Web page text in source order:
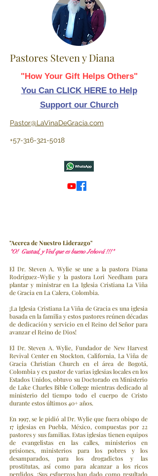
Pastores Steven y Diana
"How Your Gift Helps Others"
You Can CLICK HERE to Help
Support our Church
Pastor@LaVinaDeGracia.com
+57-316-321-5018
"Acerca de Nuestro Liderazgo"
"O! Gustad, y Ved que es bueno Jehová !!!"
El Dr. Steven A. Wylie se une a la pastora Diana
Rodríguez-Wylie y la pastora Lori Needham para
plantar y ministrar en La Iglesia Cristiana La Viña
de Gracia en La Calera, Colombia.
¡La Iglesia Cristiana La Viña de Gracia es una iglesia
basada en la familia y estos pastores reúnen décadas
de dedicación y servicio en el Reino del Señor para
avanzar el Reino de Dios!
El Dr. Steven A. Wylie, Fundador de New Harvest
Revival Center en Stockton, California, La Viña de
Gracia Christian Church en el área de Bogotá,
Colombia y ex pastor de varias iglesias locales en los
Estados Unidos, obtuvo su Doctorado en Ministerio
de Lake Charles Bible College mientras dedicado al
ministerio del tiempo todo el cuerpo de Cristo
durante estos últimos 40+ años.
En 1997, se le pidió al Dr. Wylie que fuera obispo de
17 iglesias en Puebla, México, compuestas por 22
pastores y sus familias. Estas iglesias tienen equipos
de evangelistas en las calles, ministerios en
prisiones, ministerios para los pobres y los
desamparados, para los drogadictos y las
prostitutas, así como para alcanzar a los ricos
perdidos. ¡Sus esfuerzos han dado como resultado